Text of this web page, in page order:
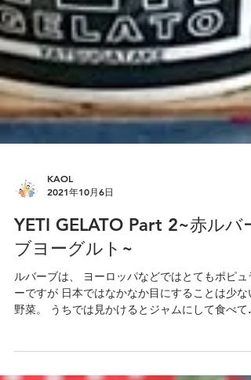
KAOL
YETI GELATO Part 2~赤ルバー
ルバーブは、 ヨーロッパなどではとてもポピュラ